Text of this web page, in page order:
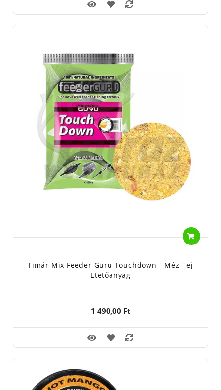
Timár Mix Feeder Guru Touchdown - Méz-Tej
Etetőanyag
1 490,00 Ft